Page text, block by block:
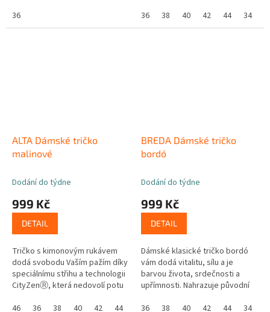
volnost vaším pažím.
36
elastanu, aby bylo dostatečně
pružné a...
36 38 40 42 44 34
ALTA Dámské tričko
malinové
Dodání do týdne
999 Kč
DETAIL
Tričko s kimonovým rukávem
dodá svobodu Vaším pažím díky
speciálnímu střihu a technologii
CityZenⓇ, která nedovolí potu
tedy zvedat ruce nad hlavu,...
46 36 38 40 42 44
BREDA Dámské tričko
bordó
Dodání do týdne
999 Kč
DETAIL
Dámské klasické tričko bordó
vám dodá vitalitu, sílu a je
barvou života, srdečnosti a
upřímnosti. Nahrazuje původní
bordó je však sytější a...
36 38 40 42 44 34